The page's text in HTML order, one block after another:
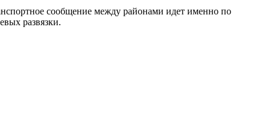
сообщение между районами идет именно по
развязки.